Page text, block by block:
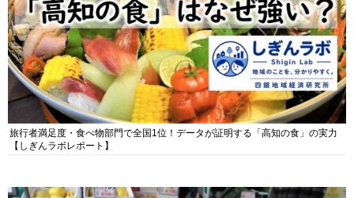
旅行者満足度・食べ物部門で全国1位！データが証明する「高知の食」の実力
【しぎんラボレポート】